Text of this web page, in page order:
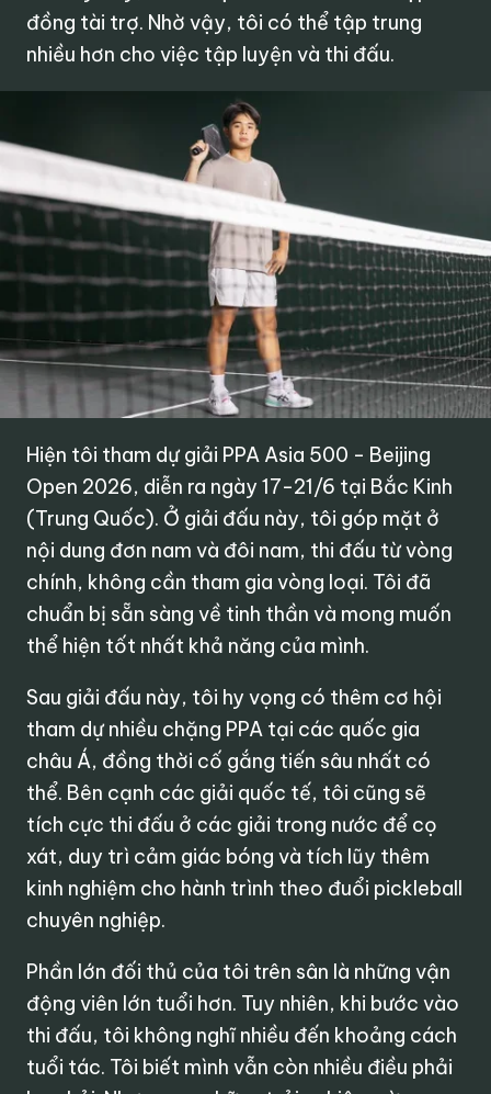
đồng tài trợ. Nhờ vậy, tôi có thể tập trung
nhiều hơn cho việc tập luyện và thi đấu.
Hiện tôi tham dự giải PPA Asia 500 - Beijing
Open 2026, diễn ra ngày 17-21/6 tại Bắc Kinh
(Trung Quốc). Ở giải đấu này, tôi góp mặt ở
nội dung đơn nam và đôi nam, thi đấu từ vòng
chính, không cần tham gia vòng loại. Tôi đã
chuẩn bị sẵn sàng về tinh thần và mong muốn
thể hiện tốt nhất khả năng của mình.
Sau giải đấu này, tôi hy vọng có thêm cơ hội
tham dự nhiều chặng PPA tại các quốc gia
châu Á, đồng thời cố gắng tiến sâu nhất có
thể. Bên cạnh các giải quốc tế, tôi cũng sẽ
tích cực thi đấu ở các giải trong nước để cọ
xát, duy trì cảm giác bóng và tích lũy thêm
kinh nghiệm cho hành trình theo đuổi pickleball
chuyên nghiệp.
Phần lớn đối thủ của tôi trên sân là những vận
động viên lớn tuổi hơn. Tuy nhiên, khi bước vào
thi đấu, tôi không nghĩ nhiều đến khoảng cách
tuổi tác. Tôi biết mình vẫn còn nhiều điều phải